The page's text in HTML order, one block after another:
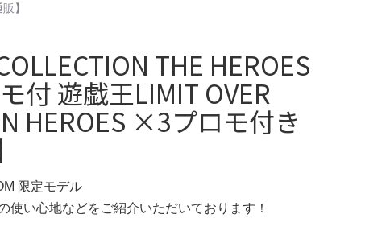
】
THE HEROES
遊戯王LIMIT OVER
HEROES ×3プロモ付き
限定モデル
使い心地などをご紹介いただいております！